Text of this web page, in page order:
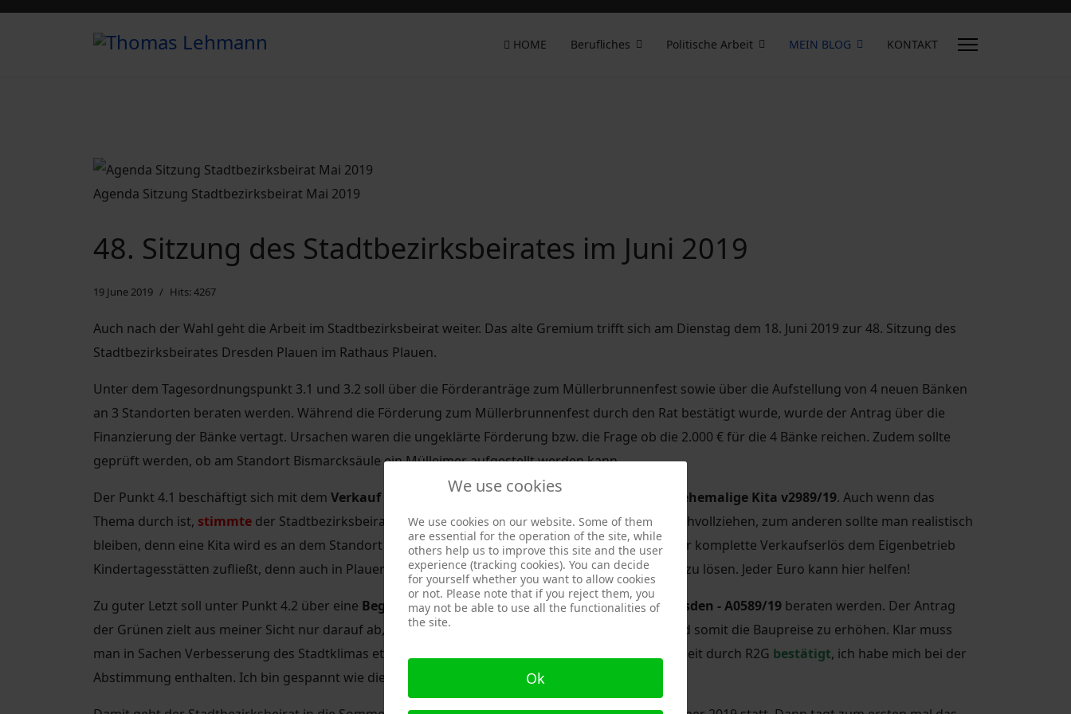
HOME Berufliches Politische Arbeit MEIN BLOG KONTAKT
Agenda Sitzung Stadtbezirksbeirat Mai 2019
48. Sitzung des Stadtbezirksbeirates im Juni 2019
19 June 2019 Hits: 4267
Auch nach der Wahl geht die Arbeit im Stadtbezirksbeirat weiter. Das alte Gremium trifft sich am Dienstag dem 18. Juni 2019 zur 48. Sitzung des
Stadtbezirksbeirates Dresden Plauen im Rathaus Plauen.
Unter dem Tagesordnungspunkt 3.1 und 3.2 soll über die Förderanträge zum Müllerbrunnenfest sowie über die Aufstellung von 4 neuen Bänken
an 3 Standorten beraten werden. Während die Förderung zum Müllerbrunnenfest durch den Rat bestätigt wurde, wurde der Antrag über die
Finanzierung der Bänke vertagt. Ursachen waren die ungeklärte Förderung bzw. die Frage ob die 2.000 € für die 4 Bänke reichen. Zudem sollte
geprüft werden, ob am Standort Bismarcksäule ein Mülleimer aufgestellt werden kann.
Der Punkt 4.1 beschäftigt sich mit dem Verkauf des Grundstücks Oskar-Seyffert Straße 11 - die ehemalige Kita v2989/19. Auch wenn das
Thema durch ist, stimmte der Stadtbezirksbeirat gegen den Verkauf. Ich kann das zum einen nachvollziehen, zum anderen sollte man realistisch
bleiben, denn eine Kita wird es an dem Standort sicher nicht mehr geben. Mir war wichtig, dass der komplette Verkaufserlös dem Eigenbetrieb
Kindertagesstätten zufließt, denn auch in Plauen haben wir das Problem der fehlenden Kitaplätze zu lösen. Jeder Euro kann hier helfen!
Zu guter Letzt soll unter Punkt 4.2 über eine Begrünungssatzung für die Landeshauptstadt Dresden - A0589/19 beraten werden. Der Antrag
der Grünen zielt aus meiner Sicht nur darauf ab, Bauherren noch mehr Auflagen zu bescheren und somit die Baupreise zu erhöhen. Klar muss
man in Sachen Verbesserung des Stadtklimas etwas machen. Der Antrag wurde mit großer Mehrheit durch R2G bestätigt, ich habe mich bei der
Abstimmung enthalten. Ich bin gespannt wie die Satzung letztendlich im Entwurf aussieht.
We use cookies
We use cookies on our website. Some of them
are essential for the operation of the site, while
others help us to improve this site and the user
experience (tracking cookies). You can decide
for yourself whether you want to allow cookies
or not. Please note that if you reject them, you
may not be able to use all the functionalities of
the site.
Ok